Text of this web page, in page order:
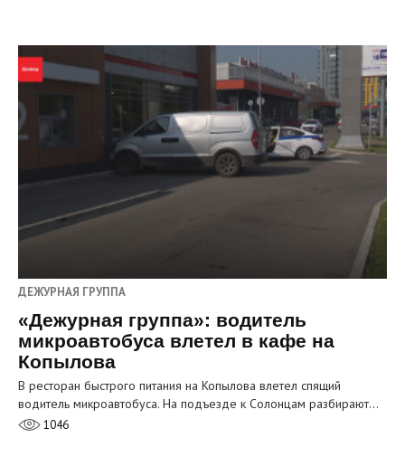
ДЕЖУРНАЯ ГРУППА
«Дежурная группа»: водитель
микроавтобуса влетел в кафе на
Копылова
В ресторан быстрого питания на Копылова влетел спящий
водитель микроавтобуса. На подъезде к Солонцам разбирают…
1046